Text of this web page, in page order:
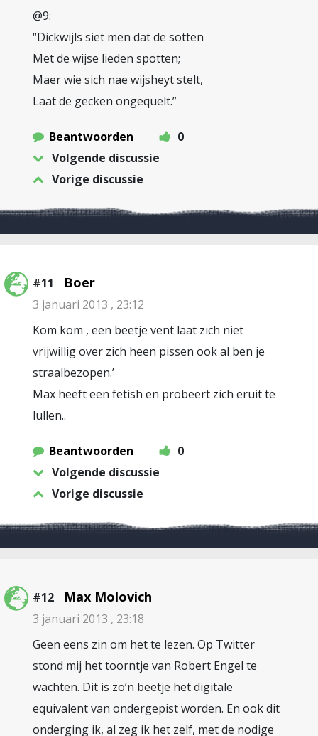
@9:
“Dickwijls siet men dat de sotten
Met de wijse lieden spotten;
Maer wie sich nae wijsheyt stelt,
Laat de gecken ongequelt.”
Beantwoorden
0
Volgende discussie
Vorige discussie
#11 Boer
3 januari 2013 , 23:12
Kom kom , een beetje vent laat zich niet
vrijwillig over zich heen pissen ook al ben je
straalbezopen.’
Max heeft een fetish en probeert zich eruit te
lullen..
Beantwoorden
0
Volgende discussie
Vorige discussie
#12 Max Molovich
3 januari 2013 , 23:18
Geen eens zin om het te lezen. Op Twitter
stond mij het toorntje van Robert Engel te
wachten. Dit is zo’n beetje het digitale
equivalent van ondergepist worden. En ook dit
onderging ik, al zeg ik het zelf, met de nodige